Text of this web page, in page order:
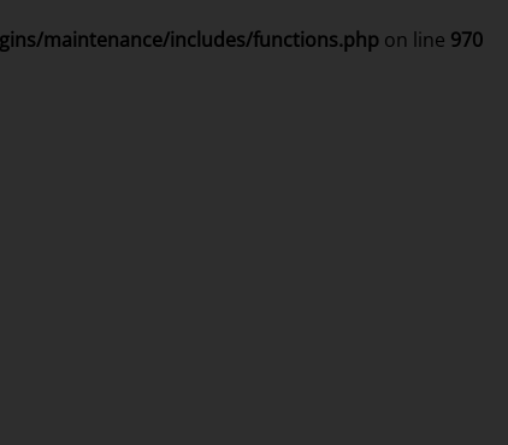
maintenance/includes/functions.php on line 970